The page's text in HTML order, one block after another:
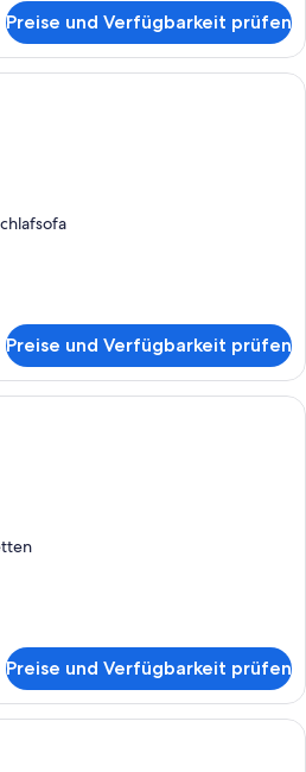
Preise und Verfügbarkeit prüfen
Ein modernes Hotelzimmer mit
Preise und Verfügbarkeit prüfen
Ein modernes Schlafzimmer mit
Preise und Verfügbarkeit prüfen
Ein modernes Hotelzimmer mit